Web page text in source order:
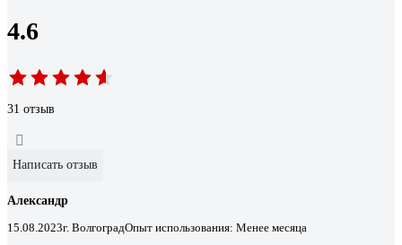
4.6
31 отзыв
Написать отзыв
Александр
15.08.2023г. ВолгоградОпыт использования: Менее месяца